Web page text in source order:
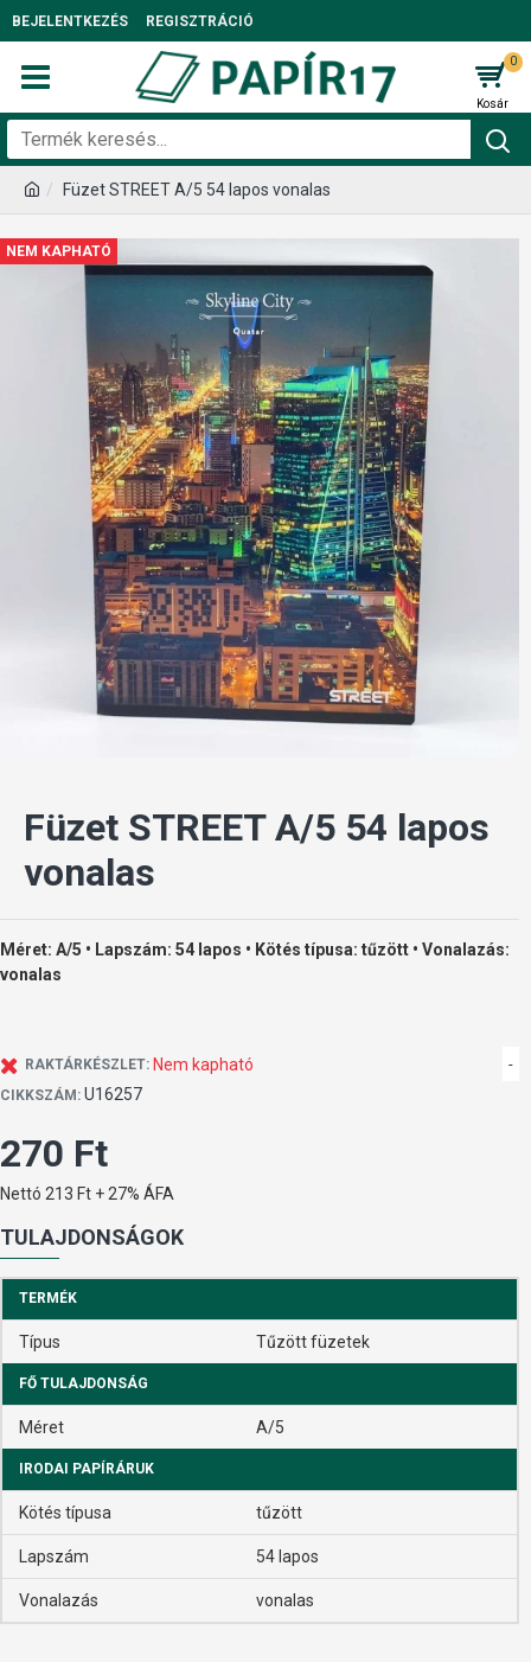
BEJELENTKEZÉS REGISZTRÁCIÓ
0
Füzet STREET A/5 54 lapos vonalas
NEM KAPHATÓ
Füzet STREET A/5 54 lapos
vonalas
Méret: A/5 • Lapszám: 54 lapos • Kötés típusa: tűzött • Vonalazás:
vonalas
RAKTÁRKÉSZLET: Nem kapható
CIKKSZÁM: U16257
-
270 Ft
Nettó 213 Ft + 27% ÁFA
TULAJDONSÁGOK
TERMÉK
Típus Tűzött füzetek
FŐ TULAJDONSÁG
Méret A/5
IRODAI PAPÍRÁRUK
Kötés típusa tűzött
Lapszám 54 lapos
Vonalazás vonalas